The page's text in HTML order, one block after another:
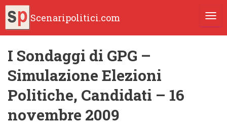
Scenaripolitici.com
I Sondaggi di GPG –
Simulazione Elezioni
Politiche, Candidati – 16
novembre 2009